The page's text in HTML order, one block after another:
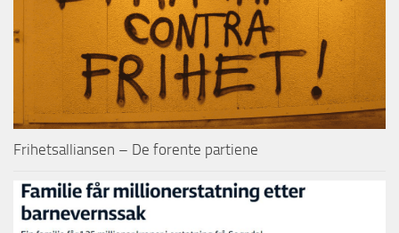
Frihetsalliansen – De forente partiene